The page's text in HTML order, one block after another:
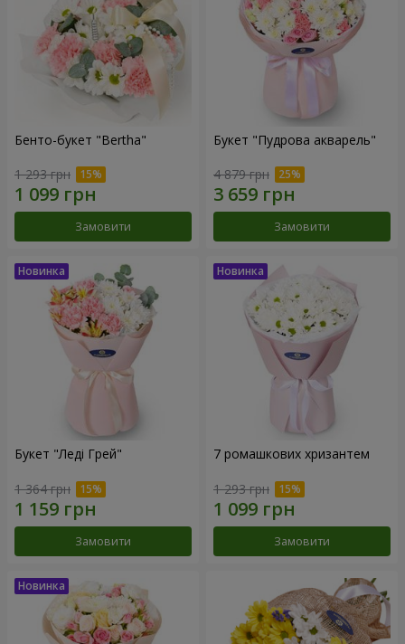
Бенто-букет "Bertha"
1 293 грн
Замовити
Букет "Пудрова акварель"
4 879 грн
Замовити
Букет "Леді Грей"
1 364 грн
Замовити
7 ромашкових хризантем
1 293 грн
Замовити